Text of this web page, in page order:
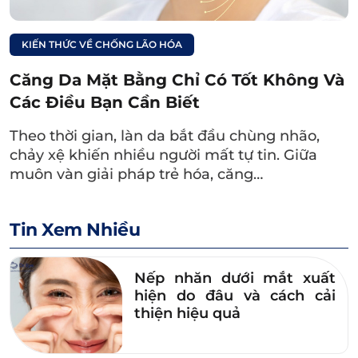
chóng với các bước bài bản từ thăm khám, ủ tê đến căng
chỉ bằng kỹ thuật hiện đại để đảm bảo an toàn và hiệu
quả.
5. Căng chỉ vùng mắt có an toàn
Căng chỉ collagen vùng mắt là một phương
pháp trẻ hóa da được đánh giá là an toàn, vì
phẫu thuật sâu. Tuy nhiên, nếu căng chỉ
không đúng kỹ thuật hoặc thực hiện tại cơ sở
kém uy tín, không đảm bảo vô trùng, bạn có
thể gặp phải một số biến chứng sau:
Để lại sẹo xấu:
Do thao tác luồn chỉ không
chuẩn xác hoặc da bị tổn thương sâu sẽ gây
KIẾN THỨC VỀ CHỐNG LÃO HÓA
Căng Da Mặt Bằng Chỉ Có Tốt Không Và
Các Điều Bạn Cần Biết
Theo thời gian, làn da bắt đầu chùng nhão,
chảy xệ khiến nhiều người mất tự tin. Giữa
muôn vàn giải pháp trẻ hóa, căng…
Tin Xem Nhiều
Nếp nhăn dưới mắt xuất
hiện do đâu và cách cải
thiện hiệu quả